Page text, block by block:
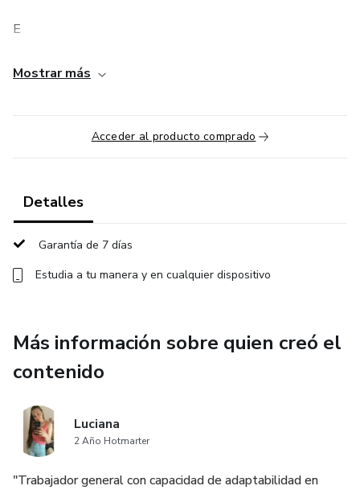
E
Q
S
A
I
Mostrar más
Acceder al producto comprado
Detalles
Garantía de 7 días
Estudia a tu manera y en cualquier dispositivo
Más información sobre quien creó el
contenido
Luciana
2 Año Hotmarter
"Trabajador general con capacidad de adaptabilidad en